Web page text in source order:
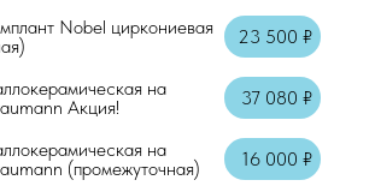
анестезия
"Артикаин"
37 080 ₽
на
Акция!
16 000 ₽
на
(промежуточная)
23 500 ₽
Nobel циркониевая